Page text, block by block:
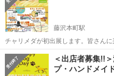
ボ開催！！...
藤沢本町駅
チャリメダが初出展します。皆さん
す。皆さんのご来店お待ちしていま
に寄付する予定です♪皆さんとお会い
神奈川 藤沢市 藤沢本町駅
＜出店者募集!!
プ・ハンドメイ